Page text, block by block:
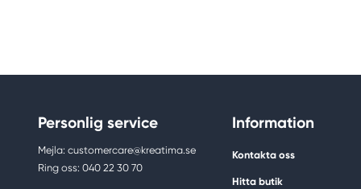
Personlig service
Mejla: customercare@kreatima.se
Ring oss: 040 22 30 70
Information
Kontakta oss
Hitta butik